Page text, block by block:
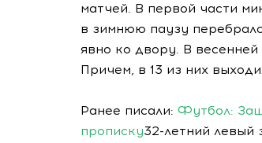
матчей. В первой части
в зимнюю паузу
явно ко двору. В
Причем, в 13 из них
Ранее писали: Футбол:
прописку32-летний левый